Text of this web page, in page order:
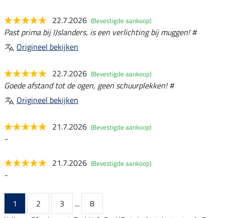
22.7.2026 (Bevestigde aankoop)
Past prima bij IJslanders, is een verlichting bij muggen! #
Origineel bekijken
22.7.2026 (Bevestigde aankoop)
Goede afstand tot de ogen, geen schuurplekken! #
Origineel bekijken
21.7.2026 (Bevestigde aankoop)
-
21.7.2026 (Bevestigde aankoop)
-
1 2 3 ...
8